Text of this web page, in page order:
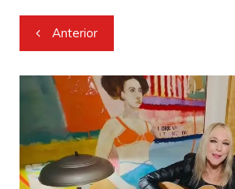
Navegação
de
Post
Anterior